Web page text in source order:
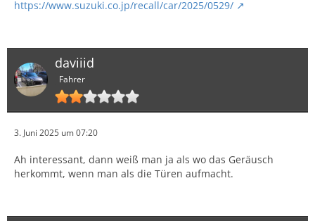
https://www.suzuki.co.jp/recall/car/2025/0529/
daviiid
Fahrer
3. Juni 2025 um 07:20
Ah interessant, dann weiß man ja als wo das Geräusch
herkommt, wenn man als die Türen aufmacht.